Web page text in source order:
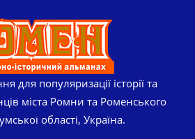
для популяризації історії та
міста Ромни та Роменського
області, Україна.